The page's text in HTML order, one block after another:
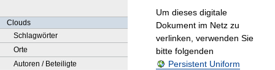
Clouds
Schlagwörter
Orte
Autoren / Beteiligte
Um dieses digitale
Dokument im Netz zu
verlinken, verwenden Sie
bitte folgenden
Persistent Uniform